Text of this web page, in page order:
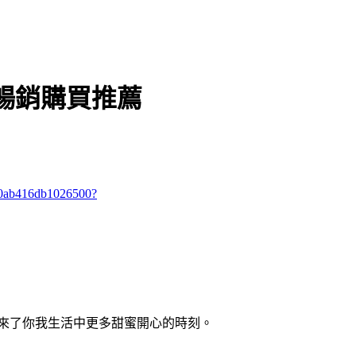
銷購買推薦
你我生活中更多甜蜜開心的時刻。